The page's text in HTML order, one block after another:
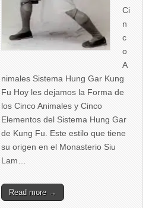
Ci
n
c
o
A
nimales Sistema Hung Gar Kung
Fu Hoy les dejamos la Forma de
los Cinco Animales y Cinco
Elementos del Sistema Hung Gar
de Kung Fu. Este estilo que tiene
su origen en el Monasterio Siu
Lam…
Read more →